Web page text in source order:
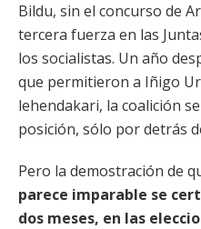
Bildu, sin el concurso de
tercera fuerza en las
los socialistas. Un año
que permitieron a Iñigo
lehendakari, la coalición
posición, sólo por detrás
Pero la demostración de
parece imparable se
dos meses, en las